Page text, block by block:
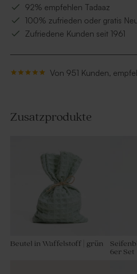
92% empfehlen Tadaaz
100% zufrieden oder gratis
Zufriedene Kunden seit 1961
Von 951 Kunden,
Zusatzprodukte
Beutel in Waffelstoff | grün
6er Set